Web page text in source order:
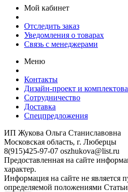
Мой кабинет
Отследить заказ
Уведомления о товарах
Связь с менеджерами
Меню
Контакты
Дизайн-проект и
Сотрудничество
Доставка
Спецпредложения
ИП Жукова Ольга Станиславовна
Московская область, г. Люберцы
8(915)425-97-07 oszhukova@list.ru
Предоставленная на сайте
характер.
Информация на сайте не является
определяемой положениями